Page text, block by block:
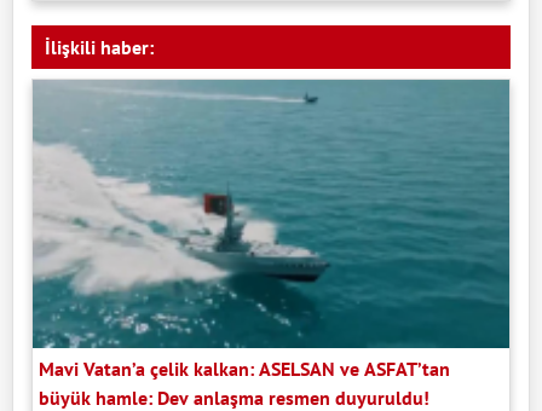
İlişkili haber:
Mavi Vatan’a çelik kalkan: ASELSAN ve ASFAT’tan
büyük hamle: Dev anlaşma resmen duyuruldu!